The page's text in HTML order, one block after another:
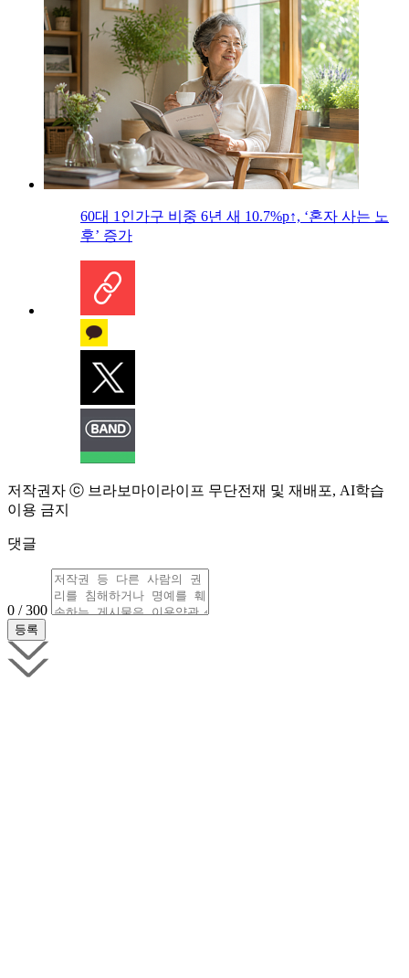
60대 1인가구 비중 6년 새 10.7%p↑, ‘혼자 사는 노
후’ 증가
저작권자 ⓒ 브라보마이라이프 무단전재 및 재배포, AI학습
이용 금지
댓글
0 / 300